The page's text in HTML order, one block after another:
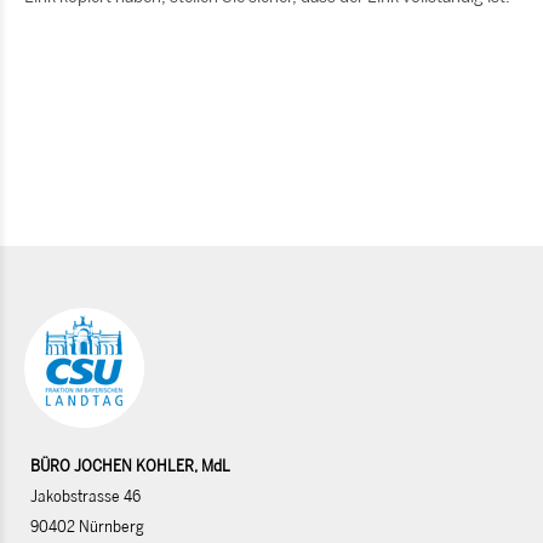
BÜRO JOCHEN KOHLER, MdL
Jakobstrasse 46
90402 Nürnberg